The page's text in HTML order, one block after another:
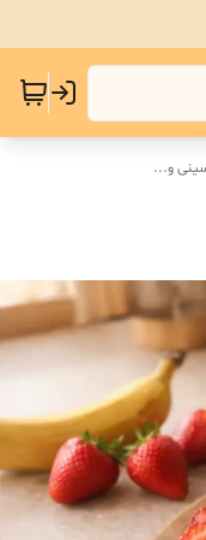
و‌...